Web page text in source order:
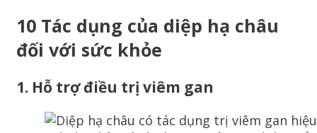
10 Tác dụng của diệp hạ châu
đối với sức khỏe
1. Hỗ trợ điều trị viêm gan